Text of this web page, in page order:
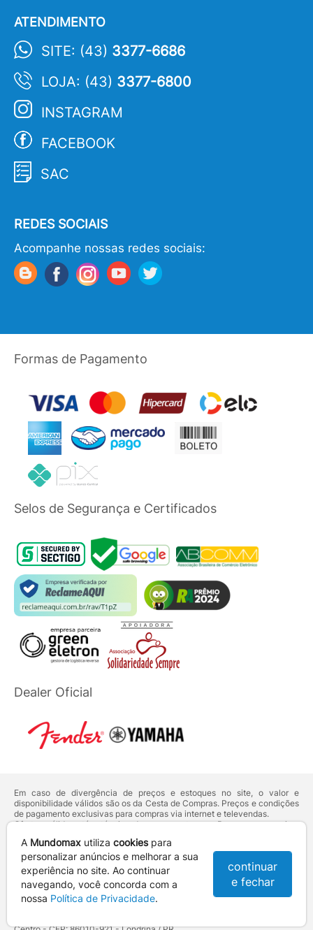
ATENDIMENTO
SITE: (43) 3377-6686
LOJA: (43) 3377-6800
INSTAGRAM
FACEBOOK
SAC
REDES SOCIAIS
Acompanhe nossas redes sociais:
Formas de Pagamento
Selos de Segurança e Certificados
Dealer Oficial
Em caso de divergência de preços e estoques no site, o valor e
disponibilidade válidos são os da Cesta de Compras. Preços e condições
de pagamento exclusivas para compras via internet e televendas.
Ofertas válidas até o término de nossos estoques. Para compras acima
deVenda Corporativa.
Os preços apresentados no site prevalecem sobre outros anunciados em
qualquer outro meio de comunicação ou sites de buscas. Código de
Defesa do Consumidor:Lei nº 8.078.
Vendas sujeitas à confirmação de dados e análises de crédito e risco.
A Mundomax utiliza cookiespara
personalizar anúncios e melhorar a sua
experiência no site. Ao continuar
navegando, você concorda com a
nossa Política de Privacidade.
continuar
e fechar